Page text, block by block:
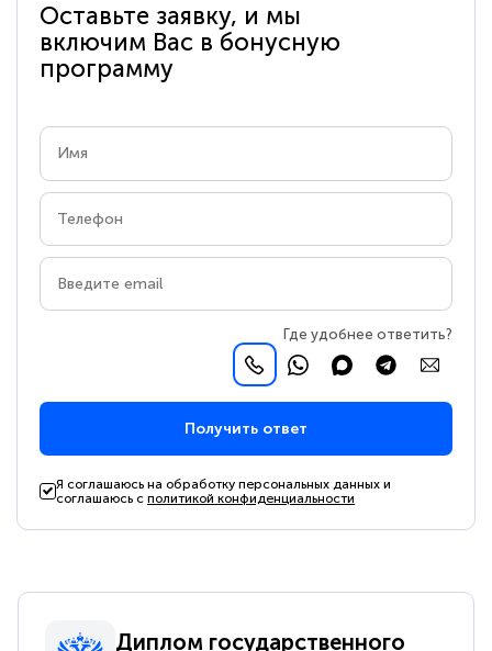
Оставьте заявку, и мы
включим Вас в бонусную
программу
Где удобнее ответить?
Получить ответ
Я соглашаюсь на обработку персональных данных и
соглашаюсь сполитикой конфиденциальности
Диплом государственного